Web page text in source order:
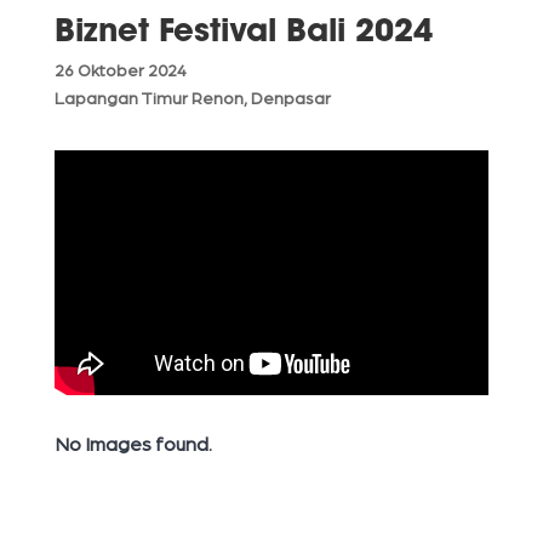
Biznet Festival Bali 2024
26 Oktober 2024
Lapangan Timur Renon, Denpasar
No Images found.